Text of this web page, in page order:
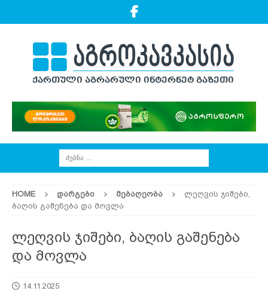
HOME ᲓᲐᲠᲒᲔᲑᲘ ᲛᲔᲑᲐᲦᲔᲝᲑᲐ
ლეღვის ჯიშები,
ბაღის გაშენება და მოვლა
ლეღვის ჯიშები, ბაღის გაშენება
და მოვლა
14.11.2025